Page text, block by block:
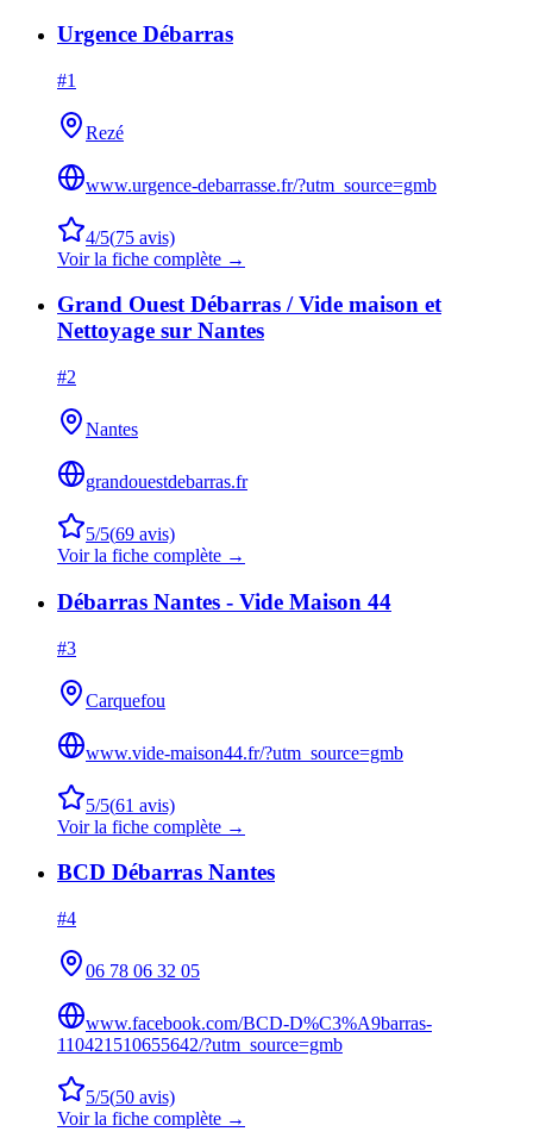
Urgence Débarras
#1
Rezé
www.urgence-debarrasse.fr/?utm_source=gmb
4/5(75 avis)
Voir la fiche complète →
Grand Ouest Débarras / Vide maison et
Nettoyage sur Nantes
#2
Nantes
grandouestdebarras.fr
5/5(69 avis)
Voir la fiche complète →
Débarras Nantes - Vide Maison 44
#3
Carquefou
www.vide-maison44.fr/?utm_source=gmb
5/5(61 avis)
Voir la fiche complète →
BCD Débarras Nantes
#4
06 78 06 32 05
www.facebook.com/BCD-D%C3%A9barras-
110421510655642/?utm_source=gmb
5/5(50 avis)
Voir la fiche complète →